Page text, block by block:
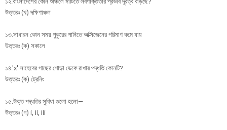
উত্তরঃ (খ) দক্ষিণাঞ্চল
১৩.সাধারন কোন সময় পুকুরের পানিতে অক্সিজেনের পরিমাণ কমে যায়
উত্তরঃ (ক) সকালে
১৪.'x' সাহেবের গাছের গোড়া ডেকে রাখার পদ্ধতি কোনটি?
উত্তরঃ (ক) ট্রেনিং
১৫.উক্ত পদ্ধতির সুবিধা গুলো হলো—
উত্তরঃ (গ) i, ii, iii